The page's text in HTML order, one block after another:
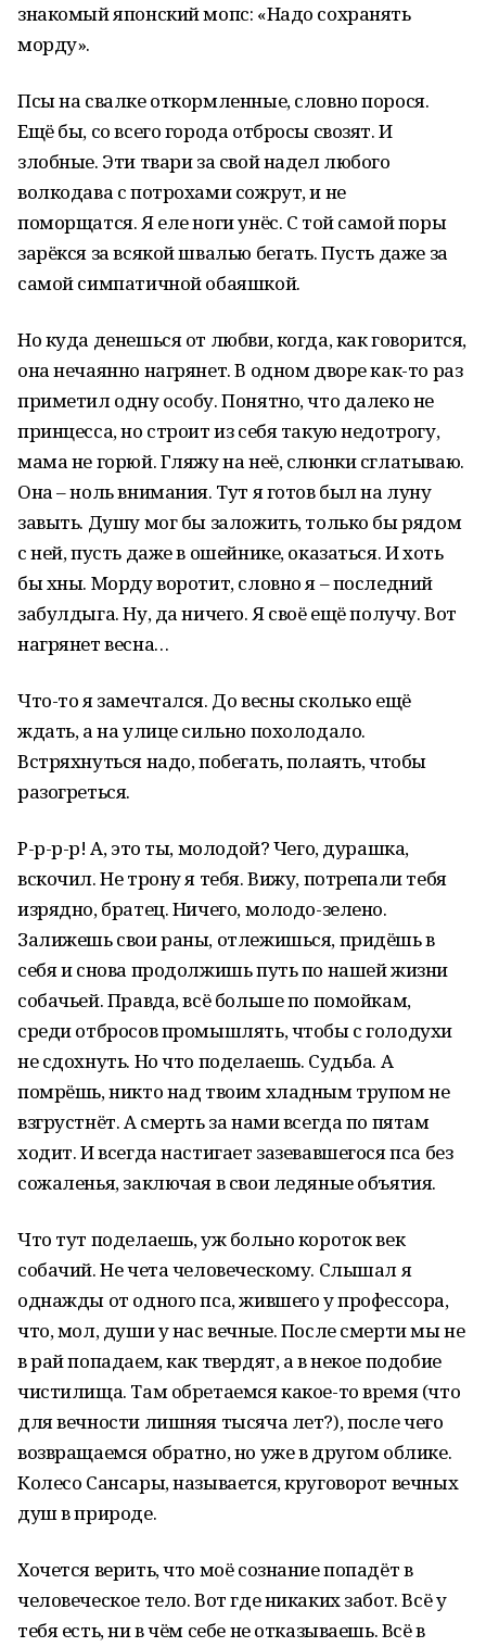
знакомый японский мопс: «Надо сохранять
морду».
Псы на свалке откормленные, словно порося.
Ещё бы, со всего города отбросы свозят. И
злобные. Эти твари за свой надел любого
волкодава с потрохами сожрут, и не
поморщатся. Я еле ноги унёс. С той самой поры
зарёкся за всякой швалью бегать. Пусть даже за
самой симпатичной обаяшкой.
Но куда денешься от любви, когда, как говорится,
она нечаянно нагрянет. В одном дворе как-то раз
приметил одну особу. Понятно, что далеко не
принцесса, но строит из себя такую недотрогу,
мама не горюй. Гляжу на неё, слюнки сглатываю.
Она – ноль внимания. Тут я готов был на луну
завыть. Душу мог бы заложить, только бы рядом
с ней, пусть даже в ошейнике, оказаться. И хоть
бы хны. Морду воротит, словно я – последний
забулдыга. Ну, да ничего. Я своё ещё получу. Вот
нагрянет весна…
Что-то я замечтался. До весны сколько ещё
ждать, а на улице сильно похолодало.
Встряхнуться надо, побегать, полаять, чтобы
разогреться.
Р-р-р-р! А, это ты, молодой? Чего, дурашка,
вскочил. Не трону я тебя. Вижу, потрепали тебя
изрядно, братец. Ничего, молодо-зелено.
Залижешь свои раны, отлежишься, придёшь в
себя и снова продолжишь путь по нашей жизни
собачьей. Правда, всё больше по помойкам,
среди отбросов промышлять, чтобы с голодухи
не сдохнуть. Но что поделаешь. Судьба. А
помрёшь, никто над твоим хладным трупом не
взгрустнёт. А смерть за нами всегда по пятам
ходит. И всегда настигает зазевавшегося пса без
сожаленья, заключая в свои ледяные объятия.
Что тут поделаешь, уж больно короток век
собачий. Не чета человеческому. Слышал я
однажды от одного пса, жившего у профессора,
что, мол, души у нас вечные. После смерти мы не
в рай попадаем, как твердят, а в некое подобие
чистилища. Там обретаемся какое-то время (что
для вечности лишняя тысяча лет?), после чего
возвращаемся обратно, но уже в другом облике.
Колесо Сансары, называется, круговорот вечных
душ в природе.
Хочется верить, что моё сознание попадёт в
человеческое тело. Вот где никаких забот. Всё у
тебя есть, ни в чём себе не отказываешь. Всё в